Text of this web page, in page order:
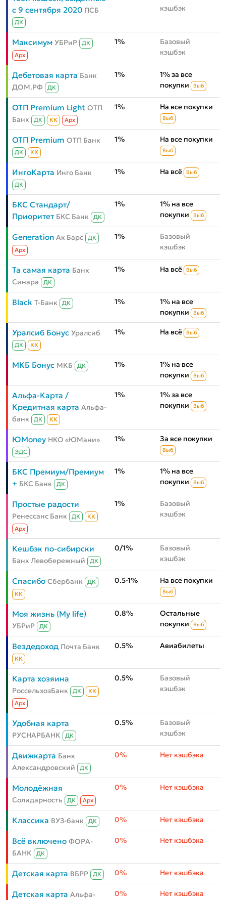
с 9 сентября 2020 ПСБ
ДК
кэшбэк
Максимум УБРиР
ДК
Aрх
1%
Базовый
кэшбэк
Дебетовая карта Банк
ДОМ.РФ
ДК
1%
1% за все
покупки
Выб
ОТП Premium Light ОТП
Банк
ДК КК Aрх
1% На все покупки
Выб
ОТП Premium ОТП Банк
ДК КК
1% На все покупки
Выб
ИнгоКарта Инго Банк
ДК
1% На всё Выб
БКС Стандарт/
Приоритет БКС Банк ДК
1%
1% на все
покупки
Выб
Generation Ак Барс
ДК
Aрх
1%
Базовый
кэшбэк
Та самая карта Банк
Синара
ДК
1% На всё Выб
Black Т-Банк ДК 1%
1% на все
покупки
Выб
Уралсиб Бонус Уралсиб
ДК КК
1% На всё Выб
МКБ Бонус МКБ ДК 1%
1% на все
покупки
Выб
Альфа-Карта /
Кредитная карта Альфа-
банк
ДК КК
1%
1% за все
покупки
Выб
ЮMoney НКО «ЮМани»
ЭДС
1% За все покупки
Выб
БКС Премиум/Премиум
+ БКС Банк ДК
1%
1% на все
покупки
Выб
Простые радости
Ренессанс Банк ДК
КК
Aрх
1%
Базовый
кэшбэк
Кешбэк по-сибирски
Банк Левобережный ДК
0/1%
Базовый
кэшбэк
Спасибо Сбербанк
ДК
КК
0.5-1% На все покупки
Выб
Моя жизнь (My life)
УБРиР ДК
0.8%
Остальные
покупки
Выб
Вездедоход Почта Банк
КК
0.5% Авиабилеты
Карта хозяина
РоссельхозБанк ДК
КК
Aрх
0.5%
Базовый
кэшбэк
Удобная карта
РУСНАРБАНК ДК
0.5%
Базовый
кэшбэк
Движкарта Банк
Александровский
ДК
0% Нет кэшбэка
Молодёжная
Солидарность ДК Aрх
0% Нет кэшбэка
Классика ВУЗ-банк ДК 0% Нет кэшбэка
Всё включено ФОРА-
БАНК
ДК
0% Нет кэшбэка
Детская карта ВБРР ДК 0% Нет кэшбэка
Детская карта Альфа-
0% Нет кэшбэка